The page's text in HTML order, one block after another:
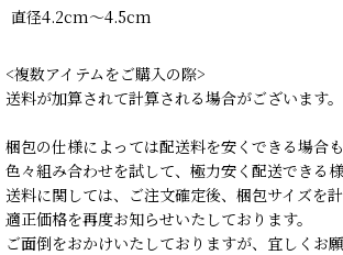
直径4.2cm〜4.5cm
<複数アイテムをご購入の際>
送料が加算されて計算される場合がございます。
梱包の仕様によっては配送料を安くできる場合も
色々組み合わせを試して、極力安く配送できる
送料に関しては、ご注文確定後、梱包サイズを
適正価格を再度お知らせいたしております。
ご面倒をおかけいたしておりますが、宜しくお願